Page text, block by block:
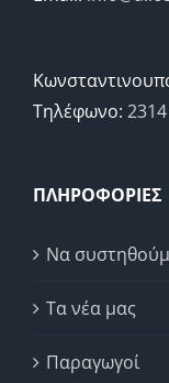
Τηλέφωνο:
ΠΛΗΡΟΦΟΡΙΕΣ
Να
Τα νέα μας
Παραγωγοί